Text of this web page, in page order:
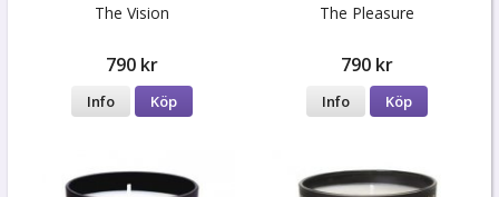
The Vision
790 kr
Info Köp
The Pleasure
790 kr
Info Köp